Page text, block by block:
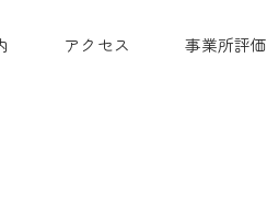
アクセス 事業所評価